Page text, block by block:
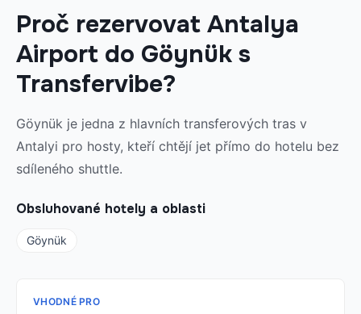
Proč rezervovat Antalya
Airport do Göynük s
Transfervibe?
Göynük je jedna z hlavních transferových tras v
Antalyi pro hosty, kteří chtějí jet přímo do hotelu bez
sdíleného shuttle.
Obsluhované hotely a oblasti
Göynük
VHODNÉ PRO